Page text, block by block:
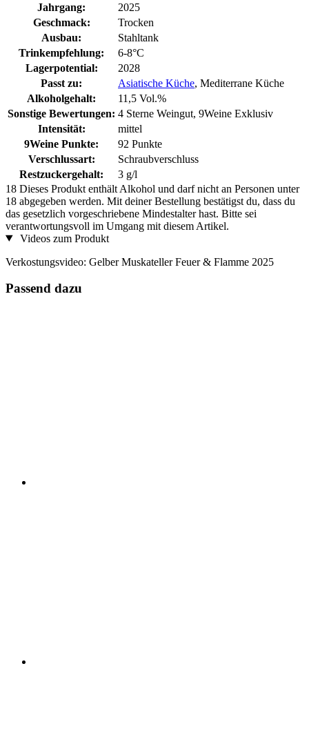
Jahrgang:
2025
Geschmack:
Trocken
Ausbau:
Stahltank
Trinkempfehlung:
6-8°C
Lagerpotential:
2028
Passt zu:
Asiatische Küche, Mediterrane Küche
Alkoholgehalt:
11,5 Vol.%
Sonstige Bewertungen: 4 Sterne Weingut, 9Weine Exklusiv
Intensität:
mittel
9Weine Punkte:
92 Punkte
Verschlussart:
Schraubverschluss
Restzuckergehalt:
3 g/l
18 Dieses Produkt enthält Alkohol und darf nicht an Personen unter
18 abgegeben werden. Mit deiner Bestellung bestätigst du, dass du
das gesetzlich vorgeschriebene Mindestalter hast. Bitte sei
verantwortungsvoll im Umgang mit diesem Artikel.
Videos zum Produkt
Verkostungsvideo: Gelber Muskateller Feuer & Flamme 2025
Passend dazu